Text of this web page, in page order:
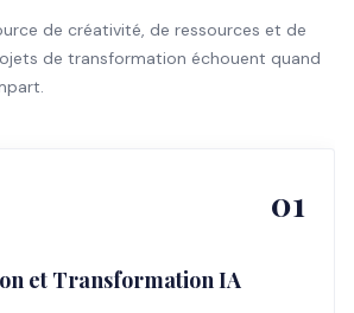
de créativité, de ressources et de
de transformation échouent quand
01
et Transformation IA